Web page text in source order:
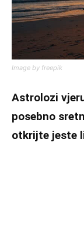
Image by freepik
Astrolozi
posebno
otkrijte jeste